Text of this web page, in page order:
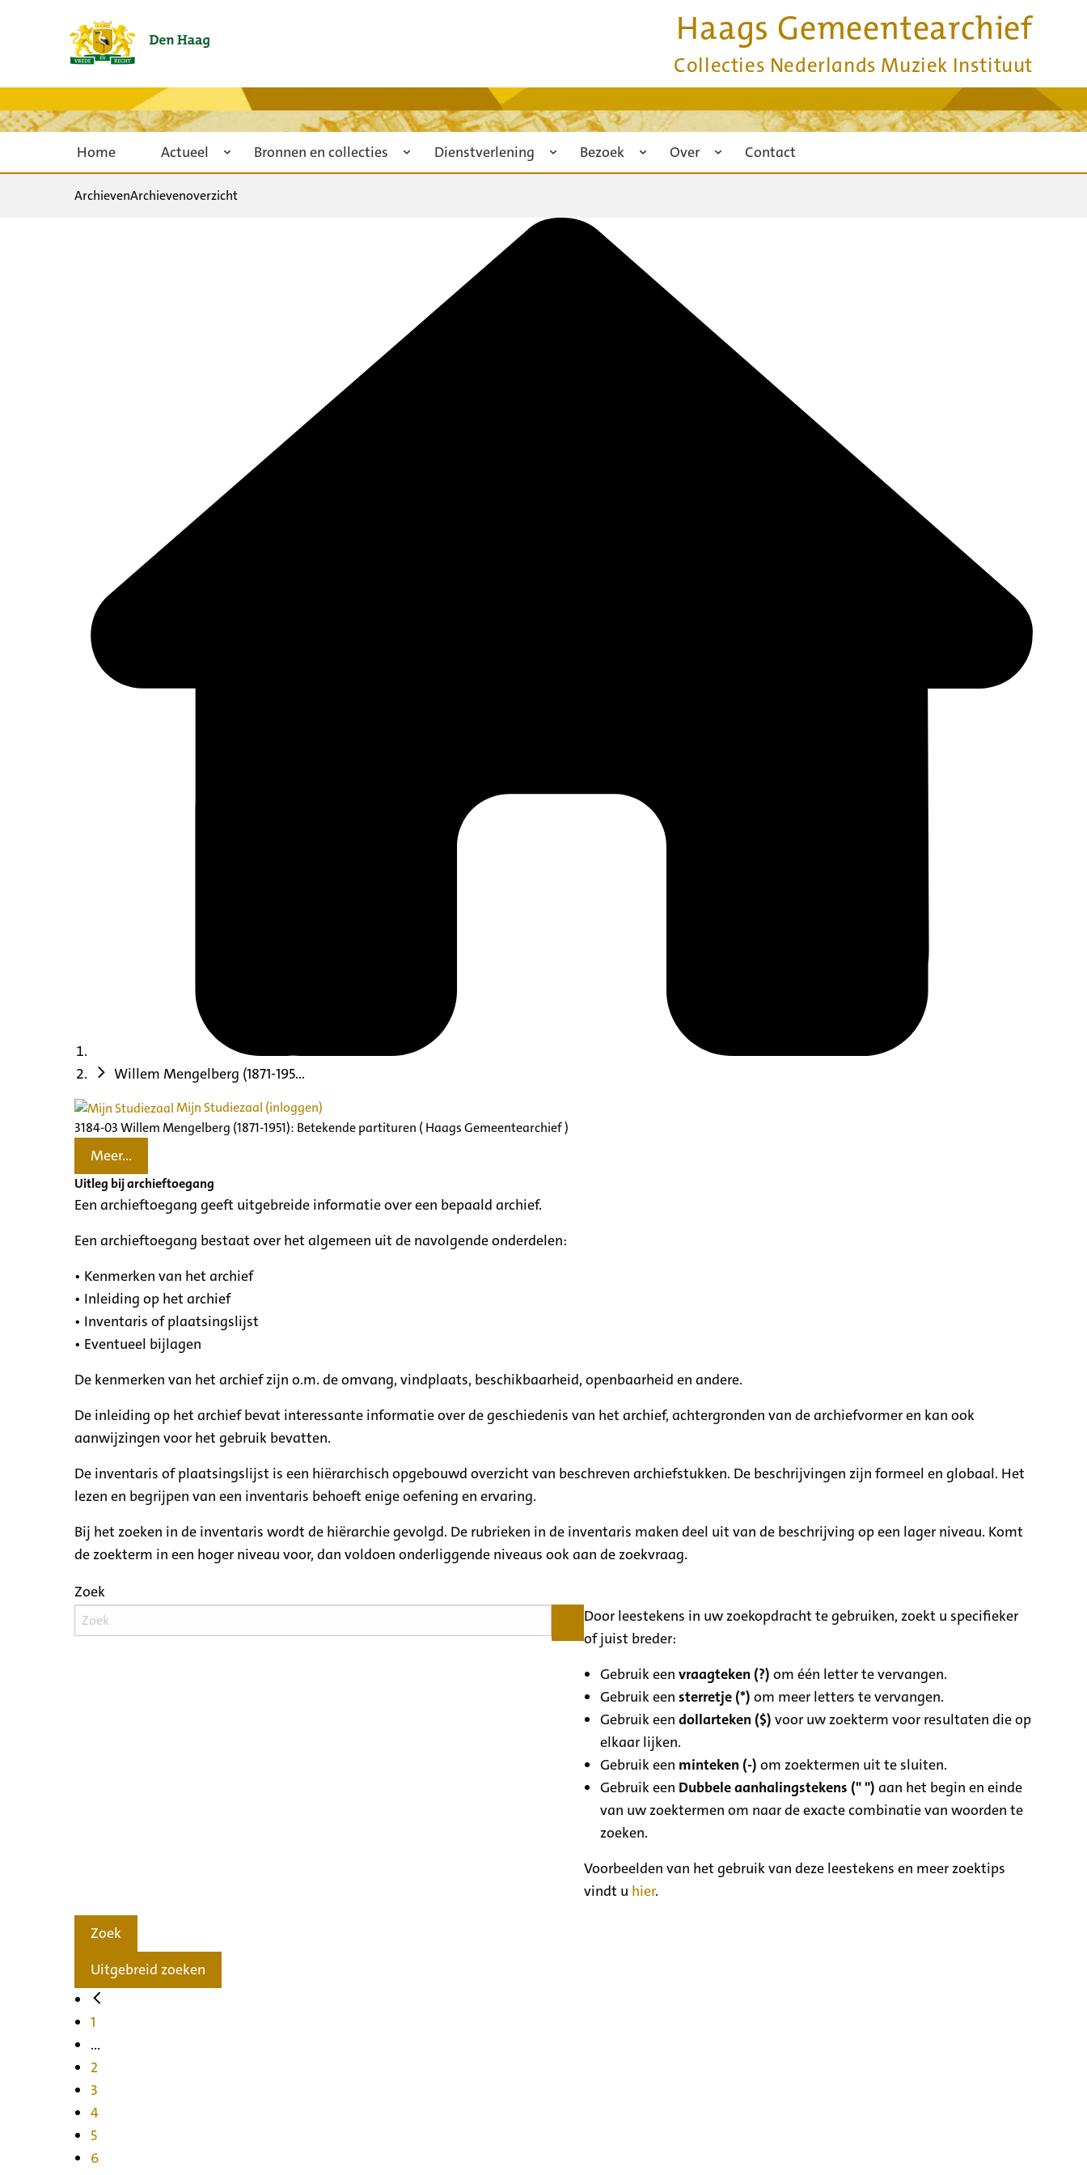
Haags Gemeentearchief
Collecties Nederlands Muziek Instituut
Home Actueel Bronnen en collecties Dienstverlening Bezoek Over Contact
ArchievenArchievenoverzicht
Willem Mengelberg (1871-195...
Mijn Studiezaal (inloggen)
3184-03 Willem Mengelberg (1871-1951): Betekende partituren ( Haags Gemeentearchief )
Meer...
Uitleg bij archieftoegang
Een archieftoegang geeft uitgebreide informatie over een bepaald archief.
Een archieftoegang bestaat over het algemeen uit de navolgende onderdelen:
• Kenmerken van het archief
• Inleiding op het archief
• Inventaris of plaatsingslijst
• Eventueel bijlagen
De kenmerken van het archief zijn o.m. de omvang, vindplaats, beschikbaarheid, openbaarheid en andere.
De inleiding op het archief bevat interessante informatie over de geschiedenis van het archief, achtergronden van de archiefvormer en kan ook
aanwijzingen voor het gebruik bevatten.
De inventaris of plaatsingslijst is een hiërarchisch opgebouwd overzicht van beschreven archiefstukken. De beschrijvingen zijn formeel en globaal. Het
lezen en begrijpen van een inventaris behoeft enige oefening en ervaring.
Bij het zoeken in de inventaris wordt de hiërarchie gevolgd. De rubrieken in de inventaris maken deel uit van de beschrijving op een lager niveau. Komt
de zoekterm in een hoger niveau voor, dan voldoen onderliggende niveaus ook aan de zoekvraag.
Zoek
Door leestekens in uw zoekopdracht te gebruiken, zoekt u specifieker
of juist breder:
Gebruik eenvraagteken (?) om één letter te vervangen.
Gebruik eensterretje (*) om meer letters te vervangen.
Gebruik eendollarteken ($) voor uw zoekterm voor resultaten die op
elkaar lijken.
Gebruik een minteken (-) om zoektermen uit te sluiten.
Gebruik een Dubbele aanhalingstekens (" ") aan het begin en einde
van uw zoektermen om naar de exacte combinatie van woorden te
zoeken.
Voorbeelden van het gebruik van deze leestekens en meer zoektips
vindt u hier.
Zoek
Uitgebreid zoeken
1
...
2
3
4
5
6